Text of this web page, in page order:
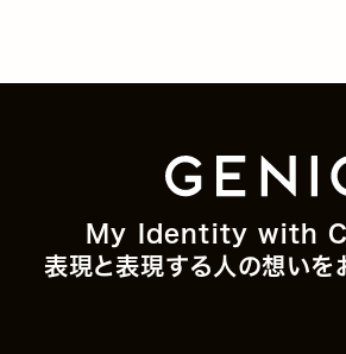
My Identity with
表現と表現する人の想いを